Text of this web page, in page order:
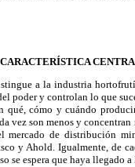
a la industria
poder y controlan lo que
qué, cómo y cuándo
vez son menos y
mercado de distribución
y Ahold. Igualmente, de
se espera que haya llegado